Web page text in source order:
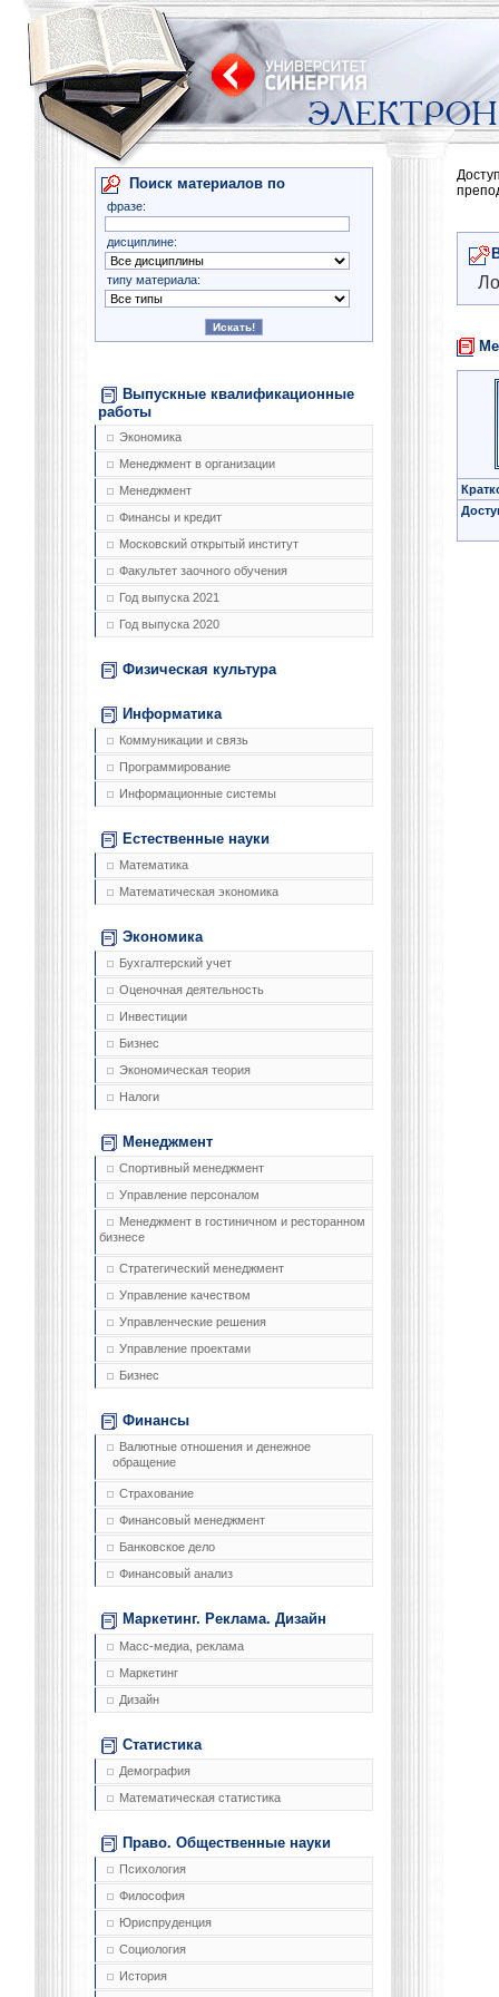
Поиск материалов по
фразе:
дисциплине:
типу материала:
Выпускные квалификационные
работы
Экономика
Менеджмент в организации
Менеджмент
Финансы и кредит
Московский открытый институт
Факультет заочного обучения
Год выпуска 2021
Год выпуска 2020
Физическая культура
Информатика
Коммуникации и связь
Программирование
Информационные системы
Естественные науки
Математика
Математическая экономика
Экономика
Бухгалтерский учет
Оценочная деятельность
Инвестиции
Бизнес
Экономическая теория
Налоги
Менеджмент
Спортивный менеджмент
Управление персоналом
Менеджмент в гостиничном и ресторанном
бизнесе
Стратегический менеджмент
Управление качеством
Управленческие решения
Управление проектами
Бизнес
Финансы
Валютные отношения и денежное
обращение
Страхование
Финансовый менеджмент
Банковское дело
Финансовый анализ
Маркетинг. Реклама. Дизайн
Масс-медиа, реклама
Маркетинг
Дизайн
Статистика
Демография
Математическая статистика
Право. Общественные науки
Психология
Философия
Юриспруденция
Социология
История